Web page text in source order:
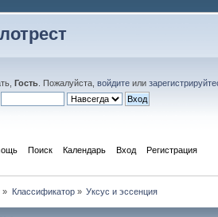
Гость . Пожалуйста,войдите или
Поиск Календарь Вход Регистрация
» Классификатор» Уксус и эссенция